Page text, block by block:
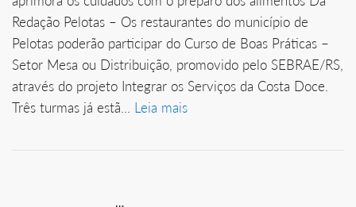
Redação Pelotas – Os restaurantes do município de
Pelotas poderão participar do Curso de Boas Práticas –
Setor Mesa ou Distribuição, promovido pelo SEBRAE/RS,
através do projeto Integrar os Serviços da Costa Doce.
Três turmas já estã... Leia mais
…